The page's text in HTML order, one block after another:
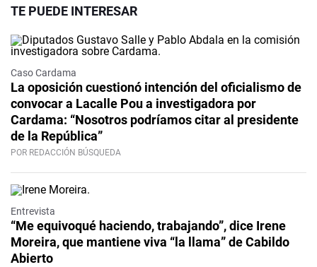
TE PUEDE INTERESAR
Caso Cardama
La oposición cuestionó intención del oficialismo de
convocar a Lacalle Pou a investigadora por
Cardama: “Nosotros podríamos citar al presidente
de la República”
POR REDACCIÓN BÚSQUEDA
Video
Entrevista
“Me equivoqué haciendo, trabajando”, dice Irene
Moreira, que mantiene viva “la llama” de Cabildo
Abierto